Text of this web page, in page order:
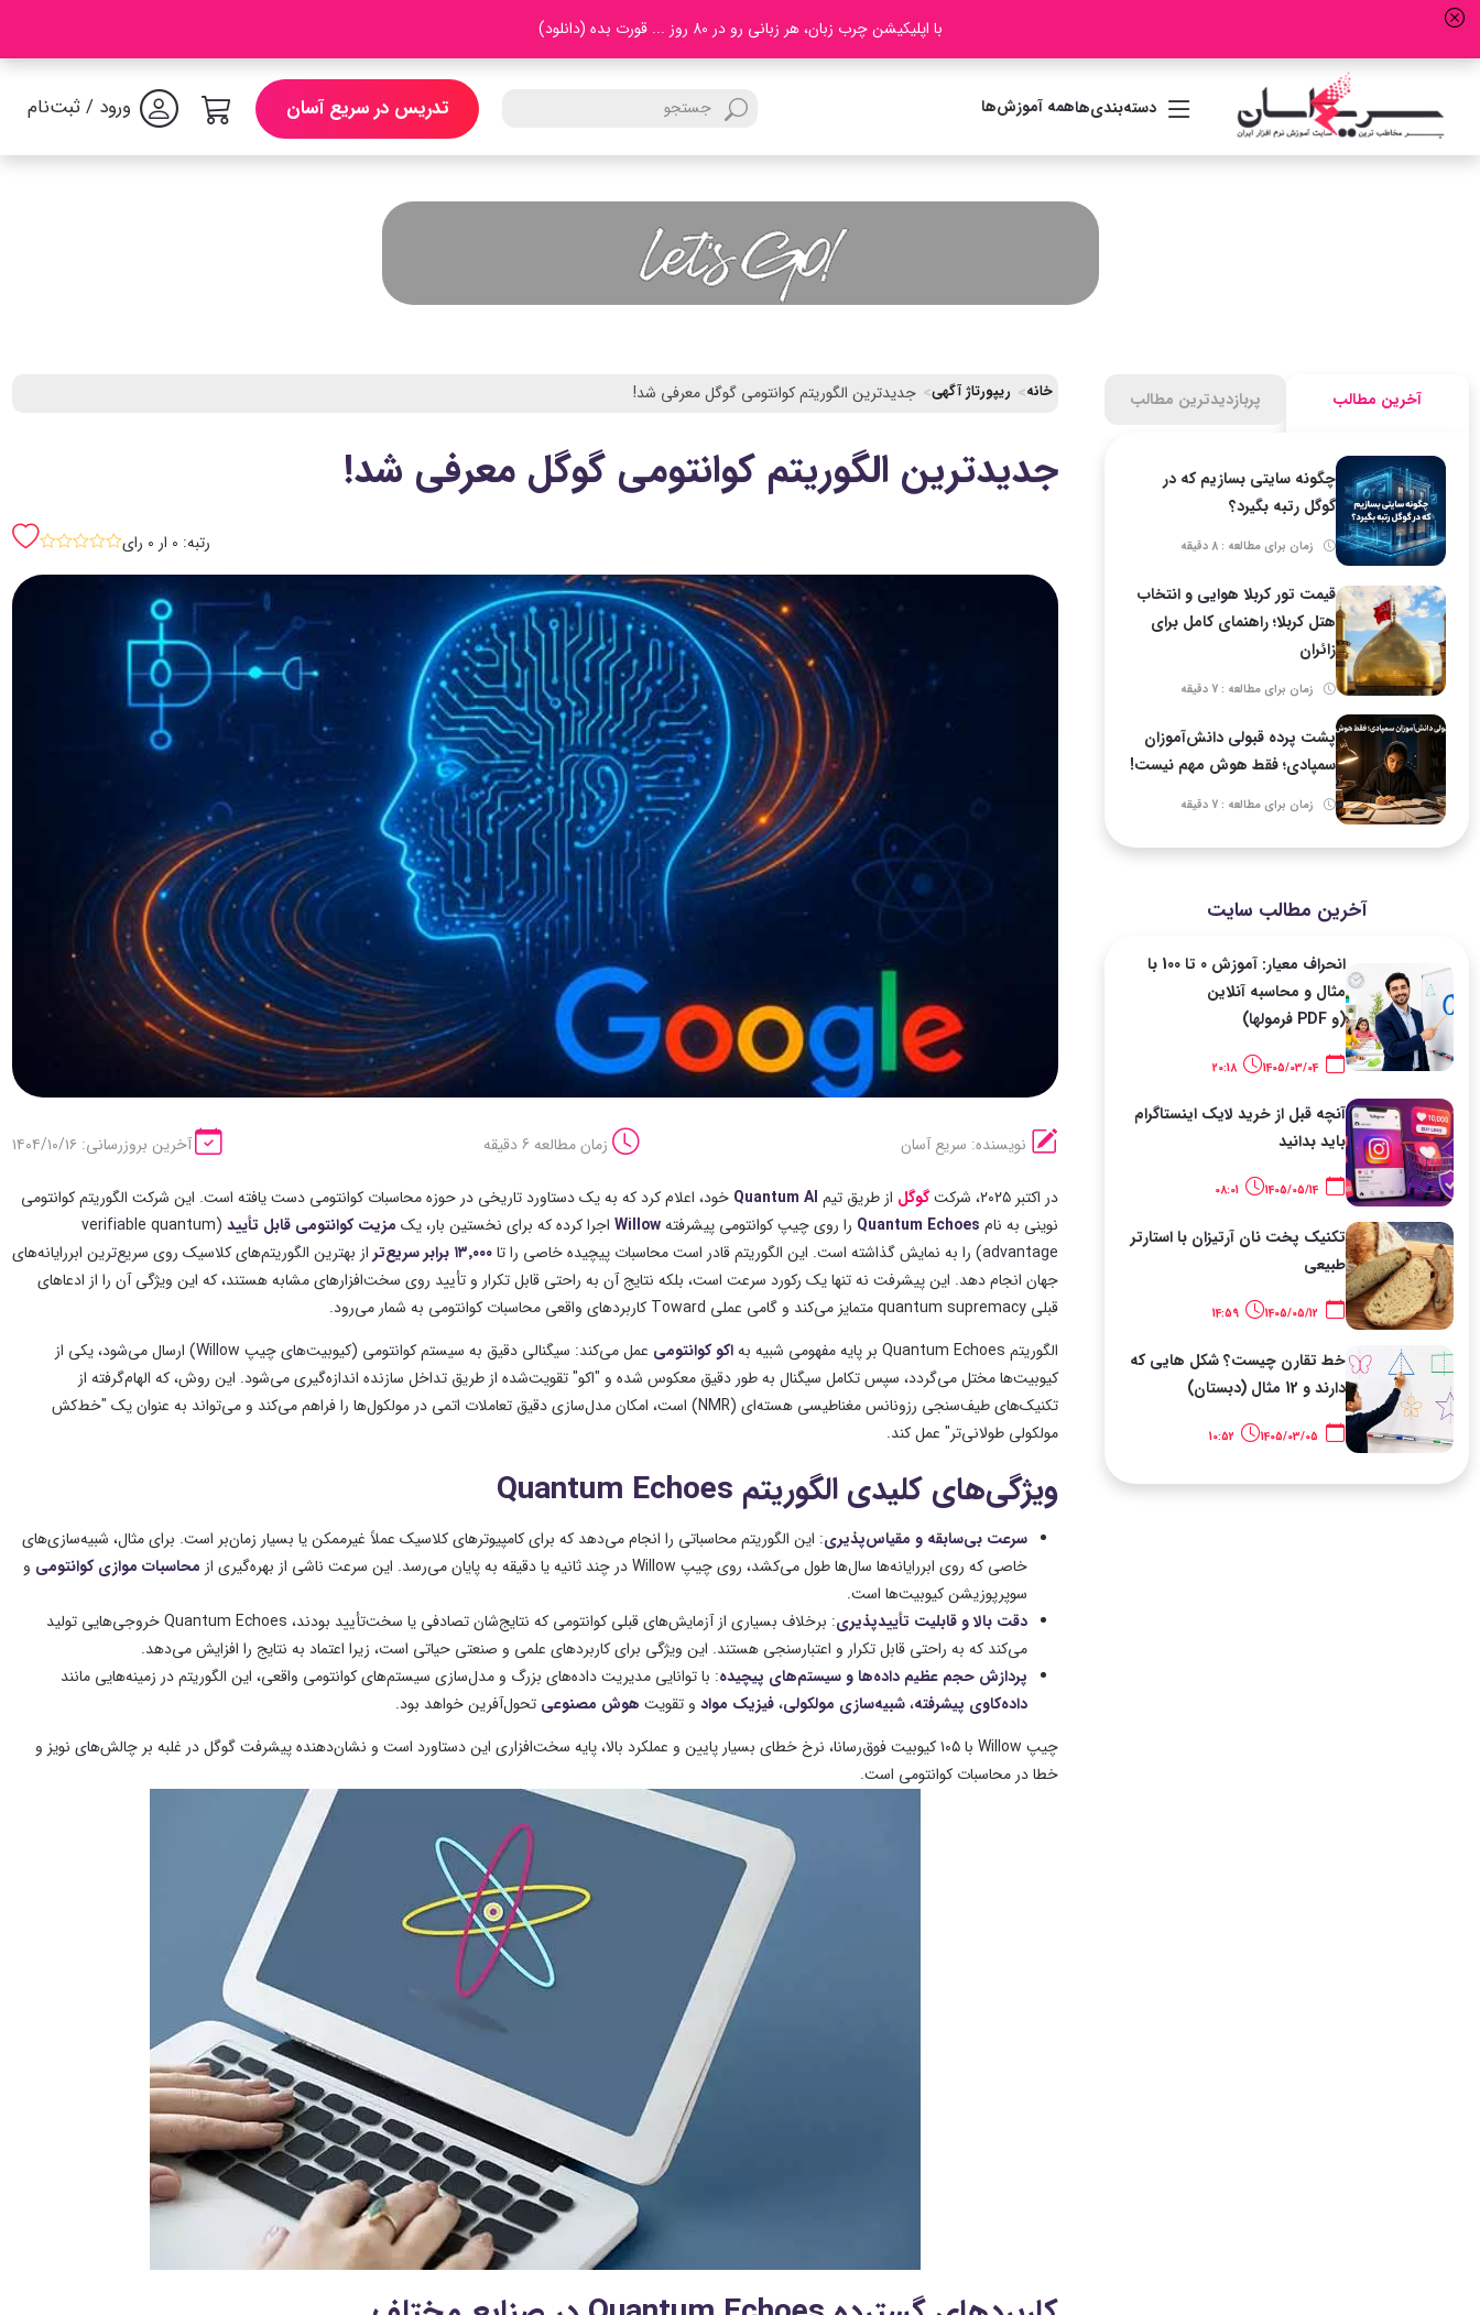
با اپلیکیشن چرب زبان، هر زبانی رو در 80 روز ... قورت بده (دانلود)
دسته‌بندی‌هاهمه آموزش‌ها تدریس در سریع آسان ورود / ثبت‌نام
آخرین مطالب پربازدیدترین مطالب
چگونه سایتی بسازیم که در
گوگل رتبه بگیرد؟
زمان برای مطالعه : 8 دقیقه
قیمت تور کربلا هوایی و انتخاب
هتل کربلا؛ راهنمای کامل برای
زائران
زمان برای مطالعه : 7 دقیقه
پشت پرده قبولی دانش‌آموزان
سمپادی؛ فقط هوش مهم نیست!
زمان برای مطالعه : 7 دقیقه
آخرین مطالب سایت
انحراف معیار: آموزش 0 تا 100 با
مثال و محاسبه آنلاین
(و PDF فرمولها)
1405/03/04
20:18
آنچه قبل از خرید لایک اینستاگرام
باید بدانید
1405/05/14
08:01
تکنیک پخت نان آرتیزان با استارتر
طبیعی
14:59
خط تقارن چیست؟ شکل هایی که
دارند و 12 مثال (دبستان)
خانه ریپورتاژ آگهی جدیدترین الگوریتم کوانتومی گوگل معرفی شد!
جدیدترین الگوریتم کوانتومی گوگل معرفی شد!
رتبه: 0 ار 0 رای sssss
نویسنده: سریع آسان زمان مطالعه 6 دقیقه آخرین بروزرسانی: ۱۴۰۴/۱۰/۱۶
در اکتبر ۲۰۲۵، شرکت گوگل از طریق تیم Quantum AI خود، اعلام کرد که به یک دستاورد تاریخی در حوزه محاسبات کوانتومی دست یافته است. این شرکت الگوریتم کوانتومی
نوینی به نام Quantum Echoes را روی چیپ کوانتومی پیشرفتهWillow اجرا کرده که برای نخستین بار، یک مزیت کوانتومی قابل تأیید (verifiable quantum
advantage) را به نمایش گذاشته است. این الگوریتم قادر است محاسبات پیچیده خاصی را تا
۱۳٬۰۰۰ برابر سریع‌تراز بهترین الگوریتم‌های کلاسیک روی سریع‌ترین ابررایانه‌های
جهان انجام دهد. این پیشرفت نه تنها یک رکورد سرعت است، بلکه نتایج آن به راحتی قابل تکرار و تأیید روی سخت‌افزارهای مشابه هستند، که این ویژگی آن را از ادعاهای
قبلی quantum supremacy متمایز می‌کند و گامی عملی Toward کاربردهای واقعی محاسبات کوانتومی به شمار می‌رود.
الگوریتم Quantum Echoes بر پایه مفهومی شبیه به
اکو کوانتومی
عمل می‌کند: سیگنالی دقیق به سیستم کوانتومی (کیوبیت‌های چیپ Willow) ارسال می‌شود، یکی از
کیوبیت‌ها مختل می‌گردد، سپس تکامل سیگنال به طور دقیق معکوس شده و "اکو" تقویت‌شده از طریق تداخل سازنده اندازه‌گیری می‌شود. این روش، که الهام‌گرفته از
تکنیک‌های طیف‌سنجی رزونانس مغناطیسی هسته‌ای (NMR) است، امکان مدل‌سازی دقیق تعاملات اتمی در مولکول‌ها را فراهم می‌کند و می‌تواند به عنوان یک "خط‌کش
مولکولی طولانی‌تر" عمل کند.
ویژگی‌های کلیدی الگوریتم
سرعت بی‌سابقه و مقیاس‌پذیری: این الگوریتم محاسباتی را انجام می‌دهد که برای کامپیوترهای کلاسیک عملاً غیرممکن یا بسیار زمان‌بر است. برای مثال، شبیه‌سازی‌های
خاصی که روی ابررایانه‌ها سال‌ها طول می‌کشد، روی چیپ Willow در چند ثانیه یا دقیقه به پایان می‌رسد. این سرعت ناشی از بهره‌گیری از
محاسبات موازی کوانتومی و
سوپرپوزیشن کیوبیت‌ها است.
دقت بالا و قابلیت تأییدپذیری
: برخلاف بسیاری از آزمایش‌های قبلی کوانتومی که نتایج‌شان تصادفی یا سخت‌تأیید بودند، Quantum Echoes خروجی‌هایی تولید
می‌کند که به راحتی قابل تکرار و اعتبارسنجی هستند. این ویژگی برای کاربردهای علمی و صنعتی حیاتی است، زیرا اعتماد به نتایج را افزایش می‌دهد.
پردازش حجم عظیم داده‌ها و سیستم‌های پیچیده: با توانایی مدیریت داده‌های بزرگ و مدل‌سازی سیستم‌های کوانتومی واقعی، این الگوریتم در زمینه‌هایی مانند
داده‌کاوی پیشرفته،شبیه‌سازی مولکولی،فیزیک مواد و تقویت هوش مصنوعی تحول‌آفرین خواهد بود.
چیپ Willow با ۱۰۵ کیوبیت فوق‌رسانا، نرخ خطای بسیار پایین و عملکرد بالا، پایه سخت‌افزاری این دستاورد است و نشان‌دهنده پیشرفت گوگل در غلبه بر چالش‌های نویز و
خطا در محاسبات کوانتومی است.